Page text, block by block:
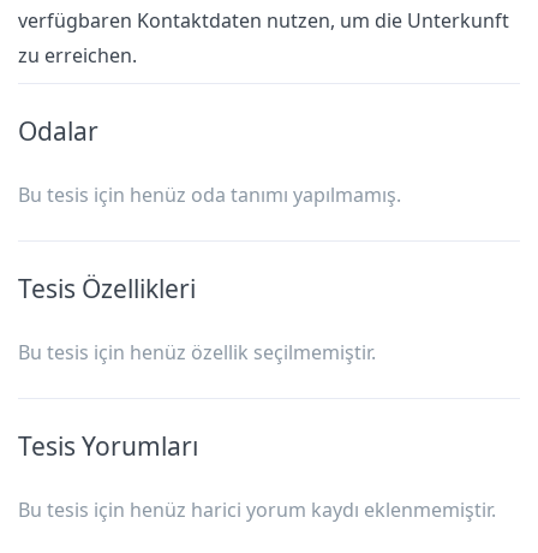
verfügbaren Kontaktdaten nutzen, um die Unterkunft
zu erreichen.
Odalar
Bu tesis için henüz oda tanımı yapılmamış.
Tesis Özellikleri
Bu tesis için henüz özellik seçilmemiştir.
Tesis Yorumları
Bu tesis için henüz harici yorum kaydı eklenmemiştir.